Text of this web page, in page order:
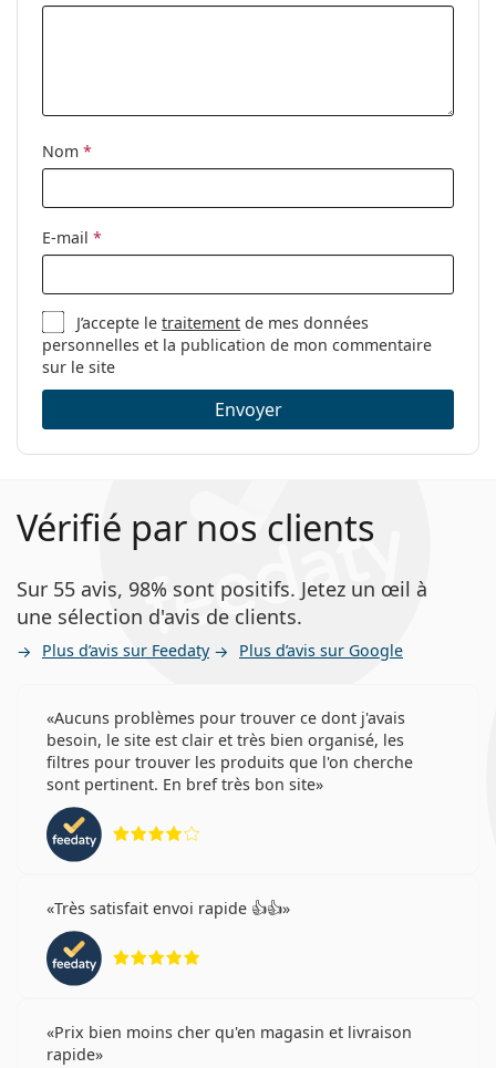
Nom *
E-mail *
J’accepte letraitement de mes données
personnelles et la publication de mon commentaire
sur le site
Envoyer
Vérifié par nos clients
Sur 55 avis, 98% sont positifs. Jetez un œil à
une sélection d'avis de clients.
Plus d’avis sur Feedaty Plus d’avis sur Google
Aucuns problèmes pour trouver ce dont j'avais
besoin, le site est clair et très bien organisé, les
filtres pour trouver les produits que l'on cherche
sont pertinent. En bref très bon site
Très satisfait envoi rapide 👍👍
Prix bien moins cher qu'en magasin et livraison
rapide